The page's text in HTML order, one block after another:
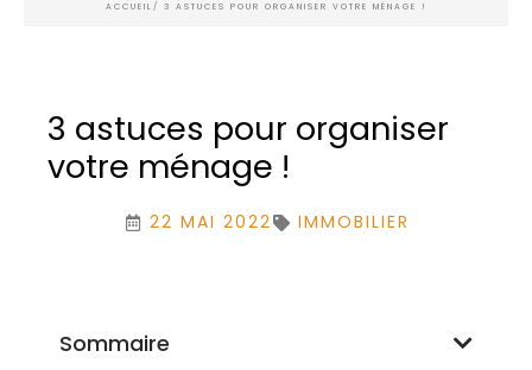
ACCUEIL / 3 ASTUCES POUR ORGANISER VOTRE MÉNAGE !
3 astuces pour organiser
votre ménage !
22 MAI 2022 IMMOBILIER
Sommaire